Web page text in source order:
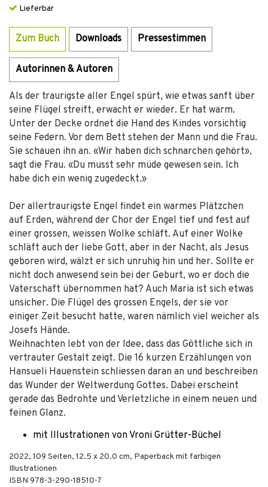
Lieferbar
Zum Buch Downloads Pressestimmen
Autorinnen & Autoren
Als der traurigste aller Engel spürt, wie etwas sanft über
seine Flügel streift, erwacht er wieder. Er hat warm.
Unter der Decke ordnet die Hand des Kindes vorsichtig
seine Federn. Vor dem Bett stehen der Mann und die Frau.
Sie schauen ihn an. «Wir haben dich schnarchen gehört»,
sagt die Frau. «Du musst sehr müde gewesen sein. Ich
habe dich ein wenig zugedeckt.»
Der allertraurigste Engel findet ein warmes Plätzchen
auf Erden, während der Chor der Engel tief und fest auf
einer grossen, weissen Wolke schläft. Auf einer Wolke
schläft auch der liebe Gott, aber in der Nacht, als Jesus
geboren wird, wälzt er sich unruhig hin und her. Sollte er
nicht doch anwesend sein bei der Geburt, wo er doch die
Vaterschaft übernommen hat? Auch Maria ist sich etwas
unsicher. Die Flügel des grossen Engels, der sie vor
einiger Zeit besucht hatte, waren nämlich viel weicher als
Josefs Hände.
Weihnachten lebt von der Idee, dass das Göttliche sich in
vertrauter Gestalt zeigt. Die 16 kurzen Erzählungen von
Hansueli Hauenstein schliessen daran an und beschreiben
das Wunder der Weltwerdung Gottes. Dabei erscheint
gerade das Bedrohte und Verletzliche in einem neuen und
feinen Glanz.
mit Illustrationen von Vroni Grütter-Büchel
2022, 109 Seiten, 12.5 x 20.0 cm, Paperback mit farbigen
Illustrationen
ISBN 978-3-290-18510-7